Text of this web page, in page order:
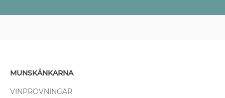
MUNSKÄNKARNA
VINPROVNINGAR